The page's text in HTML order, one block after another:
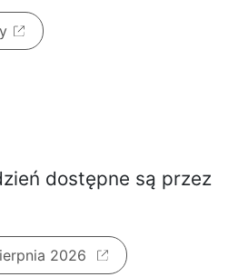
dostępne są przez
2026